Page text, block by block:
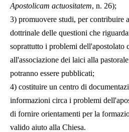
Apostolicam actuositatem, n. 26);
3) promuovere studi, per contribuire
dottrinale delle questioni che
soprattutto i problemi dell'apostolato
all'associazione dei laici alla
potranno essere pubblicati;
4) costituire un centro di
informazioni circa i problemi
di fornire orientamenti per la
valido aiuto alla Chiesa.